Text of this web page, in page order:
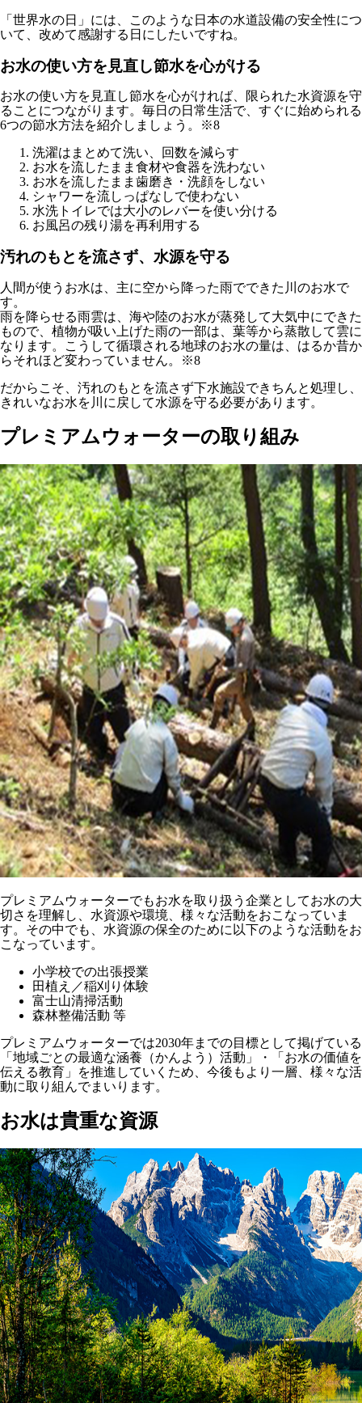
「世界水の日」には、このような日本の水道設備の安全性につ
いて、改めて感謝する日にしたいですね。
お水の使い方を見直し節水を心がける
お水の使い方を見直し節水を心がければ、限られた水資源を守
ることにつながります。毎日の日常生活で、すぐに始められる
6つの節水方法を紹介しましょう。※8
洗濯はまとめて洗い、回数を減らす
お水を流したまま食材や食器を洗わない
お水を流したまま歯磨き・洗顔をしない
シャワーを流しっぱなしで使わない
水洗トイレでは大小のレバーを使い分ける
お風呂の残り湯を再利用する
汚れのもとを流さず、水源を守る
人間が使うお水は、主に空から降った雨でできた川のお水で
す。
雨を降らせる雨雲は、海や陸のお水が蒸発して大気中にできた
もので、植物が吸い上げた雨の一部は、葉等から蒸散して雲に
なります。こうして循環される地球のお水の量は、はるか昔か
らそれほど変わっていません。※8
だからこそ、汚れのもとを流さず下水施設できちんと処理し、
きれいなお水を川に戻して水源を守る必要があります。
プレミアムウォーターの取り組み
プレミアムウォーターでもお水を取り扱う企業としてお水の大
切さを理解し、水資源や環境、様々な活動をおこなっていま
す。その中でも、水資源の保全のために以下のような活動をお
こなっています。
小学校での出張授業
田植え／稲刈り体験
富士山清掃活動
森林整備活動 等
プレミアムウォーターでは2030年までの目標として掲げている
「地域ごとの最適な涵養（かんよう）活動」・「お水の価値を
伝える教育」を推進していくため、今後もより一層、様々な活
動に取り組んでまいります。
お水は貴重な資源